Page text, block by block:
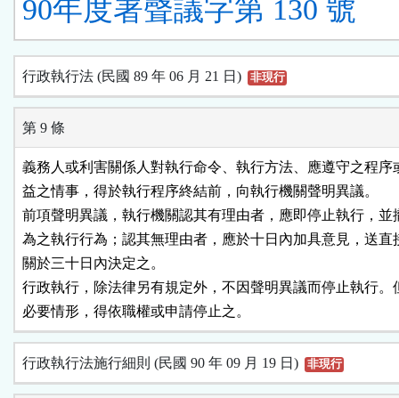
90年度署聲議字第 130 號
行政執行法 (民國 89 年 06 月 21 日) 非現行
第 9 條
義務人或利害關係人對執行命令、執行方法、應遵守之程序
益之情事，得於執行程序終結前，向執行機關聲明異議。
前項聲明異議，執行機關認其有理由者，應即停止執行，並
為之執行行為；認其無理由者，應於十日內加具意見，送直
關於三十日內決定之。
行政執行，除法律另有規定外，不因聲明異議而停止執行。
必要情形，得依職權或申請停止之。
行政執行法施行細則 (民國 90 年 09 月 19 日) 非現行